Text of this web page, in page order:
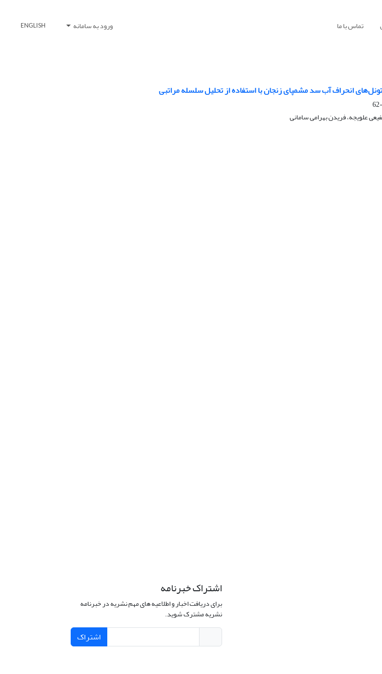
تماس با ما ورود به سامانه ENGLISH
انحراف آب سد مشمپای زنجان با استفاده از تحلیل سلسله مراتبی
علویجه، فریدن بهرامی سامانی
اشتراک خبرنامه
برای دریافت اخبار و اطلاعیه های مهم نشریه در خبرنامه
نشریه مشترک شوید.
اشتراک